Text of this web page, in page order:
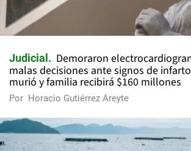
Judicial
Demoraron
malas decisiones ante signos de
murió y familia recibirá $160 millones
Por Horacio Gutiérrez Areyte